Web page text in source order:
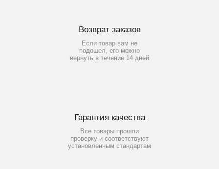
Возврат заказов
Если товар вам не
подошел, его можно
вернуть в течение 14 дней
Гарантия качества
Все товары прошли
проверку и соответствуют
установленным стандартам